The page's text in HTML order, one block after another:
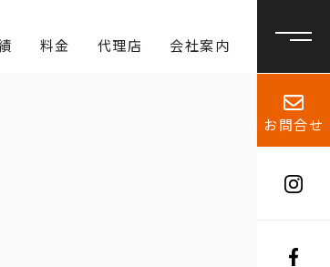
料金 代理店 会社案内
お問合せ